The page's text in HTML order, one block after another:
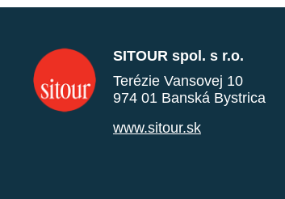
SITOUR spol. s r.o.
Terézie Vansovej 10
974 01 Banská Bystrica
www.sitour.sk